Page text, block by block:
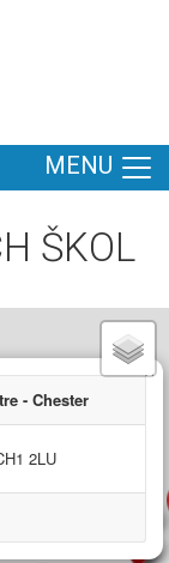
MENU
ŠKOL
- Chester
2LU
×